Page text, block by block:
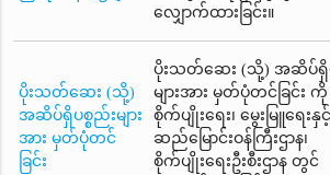
လျှောက်ထားခြင်း။
ပိုးသတ်ဆေး (သို့)
အဆိပ်ရှိပစ္စည်းများ
အား မှတ်ပုံတင်
ခြင်း
ပိုးသတ်ဆေး (သို့) အဆိပ်ရှိပ
များအား မှတ်ပုံတင်ခြင်း ကို
စိုက်ပျိုးရေး၊ မွေးမြူရေးနှင့်
ဆည်မြောင်းဝန်ကြီးဌာန၊
စိုက်ပျိုးရေးဦးစီးဌာန တွင်